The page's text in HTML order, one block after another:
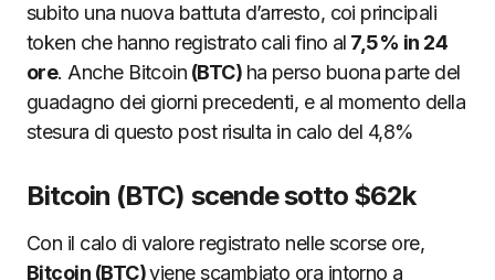
subito una nuova battuta d’arresto, coi principali
token che hanno registrato cali fino al 7,5% in 24
ore. Anche Bitcoin (BTC) ha perso buona parte del
guadagno dei giorni precedenti, e al momento della
stesura di questo post risulta in calo del 4,8%
Bitcoin (BTC) scende sotto $62k
Con il calo di valore registrato nelle scorse ore,
Bitcoin (BTC)viene scambiato ora intorno a